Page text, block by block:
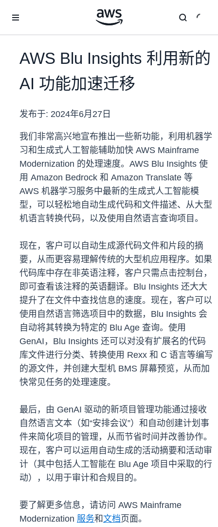
AWS Blu Insights 利用新的
AI 功能加速迁移
发布于: 2024年6月27日
我们非常高兴地宣布推出一些新功能，利用机器学
习和生成式人工智能辅助加快 AWS Mainframe
Modernization 的处理速度。AWS Blu Insights 使
用 Amazon Bedrock 和 Amazon Translate 等
AWS 机器学习服务中最新的生成式人工智能模
型，可以轻松地自动生成代码和文件描述、从大型
机语言转换代码，以及使用自然语言查询项目。
现在，客户可以自动生成源代码文件和片段的摘
要，从而更容易理解传统的大型机应用程序。如果
代码库中存在非英语注释，客户只需点击控制台，
即可查看该注释的英语翻译。Blu Insights 还大大
提升了在文件中查找信息的速度。现在，客户可以
使用自然语言筛选项目中的数据，Blu Insights 会
自动将其转换为特定的 Blu Age 查询。使用
GenAI，Blu Insights 还可以对没有扩展名的代码
库文件进行分类、转换使用 Rexx 和 C 语言等编写
的源文件，并创建大型机 BMS 屏幕预览，从而加
快常见任务的处理速度。
最后，由 GenAI 驱动的新项目管理功能通过接收
自然语言文本（如“安排会议”）和自动创建计划事
件来简化项目的管理，从而节省时间并改善协作。
现在，客户可以运用自动生成的活动摘要和活动审
计（其中包括人工智能在 Blu Age 项目中采取的行
动），以用于审计和合规目的。
要了解更多信息，请访问 AWS Mainframe
Modernization 服务和文档 页面。